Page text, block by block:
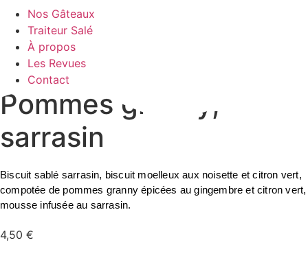
Nos Gâteaux
Traiteur Salé
À propos
Les Revues
Contact
Pommes granny,
sarrasin
Biscuit sablé sarrasin, biscuit moelleux aux noisette et citron vert,
compotée de pommes granny épicées au gingembre et citron vert,
mousse infusée au sarrasin.
4,50 €